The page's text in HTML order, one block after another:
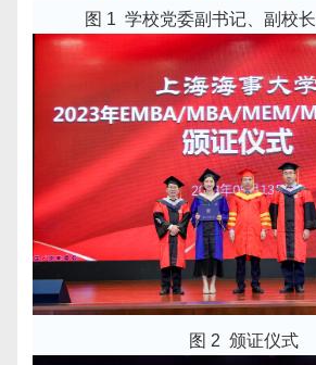
图 1 学校党委副书记、副校
图 2 颁证仪式